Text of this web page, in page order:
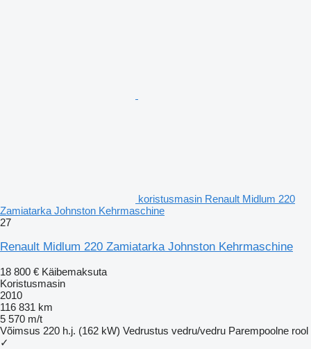
koristusmasin Renault Midlum 220
Zamiatarka Johnston Kehrmaschine
27
Renault Midlum 220 Zamiatarka Johnston Kehrmaschine
18 800 € Käibemaksuta
Koristusmasin
2010
116 831 km
5 570 m/t
Võimsus 220 h.j. (162 kW) Vedrustus vedru/vedru Parempoolne rool
✓